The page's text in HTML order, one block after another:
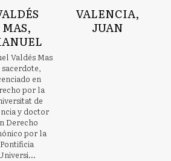
MAS,
Valdés Mas
sacerdote,
en
por la
de
y doctor
Derecho
por la
Pontificia
VALENCIA,
JUAN